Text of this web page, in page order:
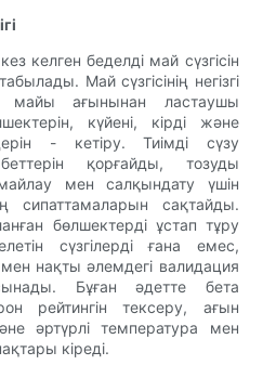
келген беделді май сүзгісін
Май сүзгісінің негізгі
майы ағынынан ластаушы
күйені, кірді және
- кетіру. Тиімді сүзу
қорғайды, тозуды
мен салқындату үшін
сақтайды.
бөлшектерді ұстап тұру
сүзгілерді ғана емес,
нақты әлемдегі валидация
Бұған әдетте бета
рейтингін тексеру, ағын
әртүрлі температура мен
кіреді.